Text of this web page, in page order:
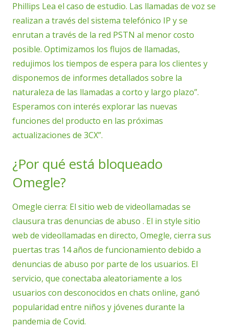
Phillips Lea el caso de estudio. Las llamadas de voz se
realizan a través del sistema telefónico IP y se
enrutan a través de la red PSTN al menor costo
posible. Optimizamos los flujos de llamadas,
redujimos los tiempos de espera para los clientes y
disponemos de informes detallados sobre la
naturaleza de las llamadas a corto y largo plazo”.
Esperamos con interés explorar las nuevas
funciones del producto en las próximas
actualizaciones de 3CX”.
¿Por qué está bloqueado
Omegle?
Omegle cierra: El sitio web de videollamadas se
clausura tras denuncias de abuso . El in style sitio
web de videollamadas en directo, Omegle, cierra sus
puertas tras 14 años de funcionamiento debido a
denuncias de abuso por parte de los usuarios. El
servicio, que conectaba aleatoriamente a los
usuarios con desconocidos en chats online, ganó
popularidad entre niños y jóvenes durante la
pandemia de Covid.